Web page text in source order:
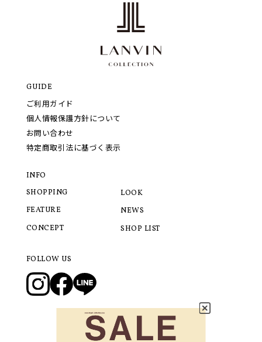
GUIDE
ご利用ガイド
個人情報保護方針について
お問い合わせ
特定商取引法に基づく表示
INFO
SHOPPING
FEATURE
CONCEPT
LOOK
NEWS
SHOP LIST
FOLLOW US